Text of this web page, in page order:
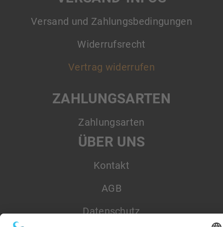
Versand und Zahlungsbedingungen
Widerrufsrecht
Vertrag widerrufen
ZAHLUNGSARTEN
Zahlungsarten
ÜBER UNS
Kontakt
AGB
Datenschutz